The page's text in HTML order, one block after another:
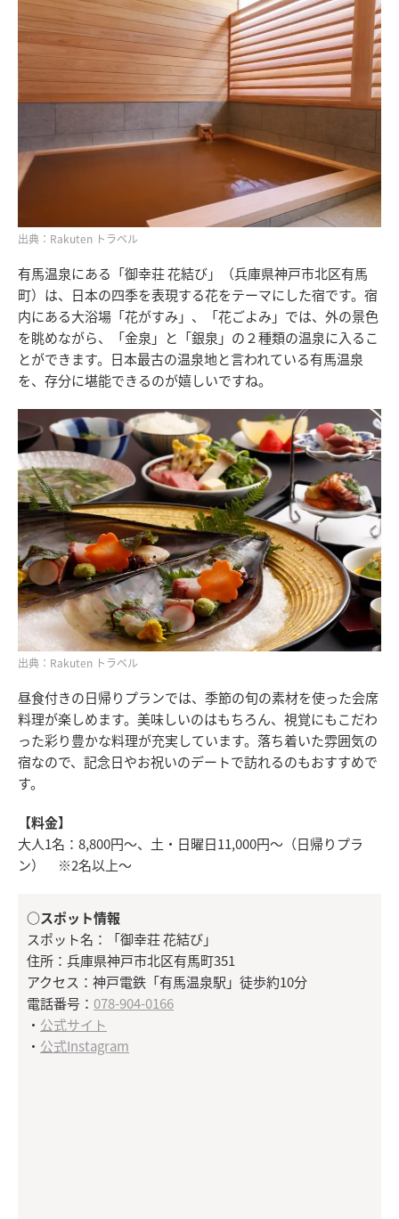
出典：Rakuten トラベル
有馬温泉にある「御幸荘 花結び」（兵庫県神戸市北区有馬
町）は、日本の四季を表現する花をテーマにした宿です。宿
内にある大浴場「花がすみ」、「花ごよみ」では、外の景色
を眺めながら、「金泉」と「銀泉」の２種類の温泉に入るこ
とができます。日本最古の温泉地と言われている有馬温泉
を、存分に堪能できるのが嬉しいですね。
出典：Rakuten トラベル
昼食付きの日帰りプランでは、季節の旬の素材を使った会席
料理が楽しめます。美味しいのはもちろん、視覚にもこだわ
った彩り豊かな料理が充実しています。落ち着いた雰囲気の
宿なので、記念日やお祝いのデートで訪れるのもおすすめで
す。
【料金】
大人1名：8,800円～、土・日曜日11,000円～（日帰りプラ
ン） ※2名以上～
○スポット情報
スポット名：「御幸荘 花結び」
住所：兵庫県神戸市北区有馬町351
アクセス：神戸電鉄「有馬温泉駅」徒歩約10分
電話番号： 078-904-0166
・ 公式サイト
・ 公式Instagram